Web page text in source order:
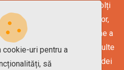
care te ajută să îți dezvolți
pentru creșterea vânzărilor,
optimizarea promovării online a
program de corporate și multe
și e-books cu informații și idei
uri pentru a
să